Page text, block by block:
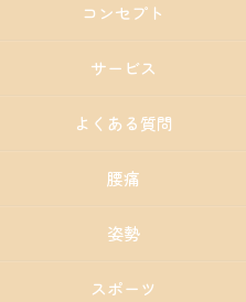
コンセプト
サービス
よくある質問
腰痛
姿勢
スポーツ